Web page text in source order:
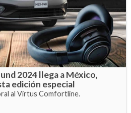
2024 llega a México,
edición especial
al Virtus Comfortline.